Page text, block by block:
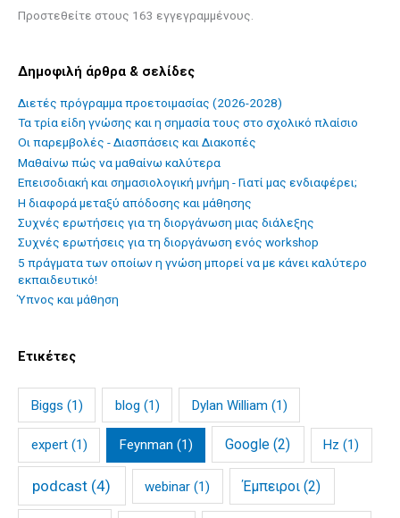
Προστεθείτε στους 163 εγγεγραμμένους.
Δημοφιλή άρθρα & σελίδες
Διετές πρόγραμμα προετοιμασίας (2026-2028)
Τα τρία είδη γνώσης και η σημασία τους στο σχολικό πλαίσιο
Οι παρεμβολές - Διασπάσεις και Διακοπές
Mαθαίνω πώς να μαθαίνω καλύτερα
Επεισοδιακή και σημασιολογική μνήμη - Γιατί μας ενδιαφέρει;
Η διαφορά μεταξύ απόδοσης και μάθησης
Συχνές ερωτήσεις για τη διοργάνωση μιας διάλεξης
Συχνές ερωτήσεις για τη διοργάνωση ενός workshop
5 πράγματα των οποίων η γνώση μπορεί να με κάνει καλύτερο
εκπαιδευτικό!
Ύπνος και μάθηση
Ετικέτες
Biggs (1) blog (1) Dylan William (1)
expert(1) Feynman (1) Google (2) Hz (1)
podcast (4) webinar (1) Έμπειροι (2)